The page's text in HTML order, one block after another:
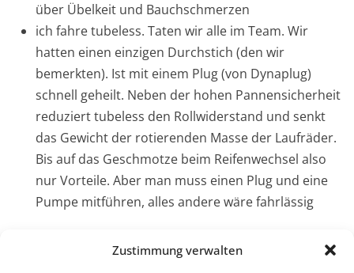
Zustimmung verwalten
über Übelkeit und Bauchschmerzen
ich fahre tubeless. Taten wir alle im Team. Wir
hatten einen einzigen Durchstich (den wir
bemerkten). Ist mit einem Plug (von Dynaplug)
schnell geheilt. Neben der hohen Pannensicherheit
reduziert tubeless den Rollwiderstand und senkt
das Gewicht der rotierenden Masse der Laufräder.
Bis auf das Geschmotze beim Reifenwechsel also
nur Vorteile. Aber man muss einen Plug und eine
Pumpe mitführen, alles andere wäre fahrlässig
Bremen555 auf der seitewww.bremen555.de/